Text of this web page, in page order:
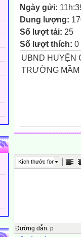
Ngày gửi:
Dung lượng:
Số lượt tải: 25
Số lượt thích: 0
UBND HUYỆN
TRƯỜNG MẦM
Kích thước font
Đường dẫn: p